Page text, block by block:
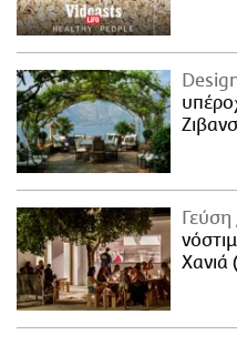
Γεύση
Χανιά